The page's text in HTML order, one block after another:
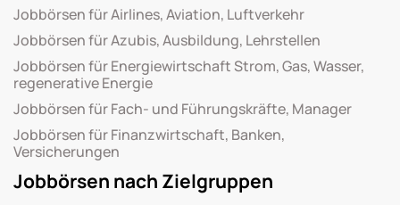
Jobbörsen für Airlines, Aviation, Luftverkehr
Jobbörsen für Azubis, Ausbildung, Lehrstellen
Jobbörsen für Energiewirtschaft Strom, Gas, Wasser,
regenerative Energie
Jobbörsen für Fach- und Führungskräfte, Manager
Jobbörsen für Finanzwirtschaft, Banken,
Versicherungen
Jobbörsen nach Zielgruppen